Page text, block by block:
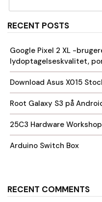
RECENT POSTS
Google Pixel 2 XL -
lydoptagelseskvalitet,
Download Asus X015
Root Galaxy S3 på
25C3 Hardware
Arduino Switch Box
RECENT COMMENTS